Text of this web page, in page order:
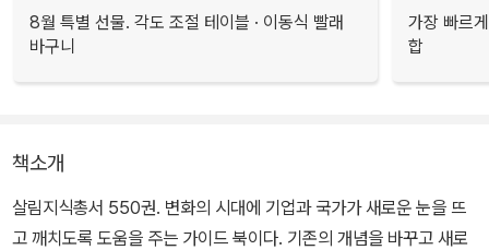
8월 특별 선물. 각도 조절 테이블 · 이동식 빨래
바구니
가장 빠르
합
책소개
살림지식총서 550권. 변화의 시대에 기업과 국가가 새로운 눈을 뜨
고 깨치도록 도움을 주는 가이드 북이다. 기존의 개념을 바꾸고 새로